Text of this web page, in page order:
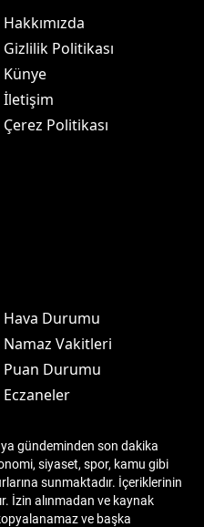
Hakkımızda
Gizlilik Politikası
Künye
İletişim
Çerez Politikası
Hava Durumu
Namaz Vakitleri
Puan Durumu
Eczaneler
gündeminden son dakika
siyaset, spor, kamu gibi
sunmaktadır. İçeriklerinin
İzin alınmadan ve kaynak
ve başka